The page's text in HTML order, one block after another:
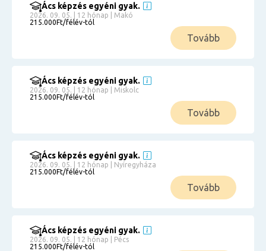
Ács képzés egyéni gyak.
2026. 09. 05. | 12 hónap | Makó
215.000Ft/félév-tól
Tovább
Ács képzés egyéni gyak.
2026. 09. 05. | 12 hónap | Miskolc
215.000Ft/félév-tól
Tovább
Ács képzés egyéni gyak.
2026. 09. 05. | 12 hónap | Nyíregyháza
215.000Ft/félév-tól
Tovább
Ács képzés egyéni gyak.
2026. 09. 05. | 12 hónap | Pécs
215.000Ft/félév-tól